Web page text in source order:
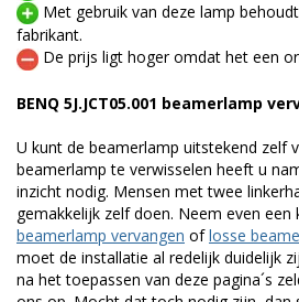
Met gebruik van deze lamp
fabrikant.
De prijs ligt hoger omdat het een
BENQ 5J.JCT05.001 beamerlamp
U kunt de beamerlamp uitstekend zelf
beamerlamp te verwisselen heeft u
inzicht nodig. Mensen met twee
gemakkelijk zelf doen. Neem even een
beamerlamp vervangen oflosse
moet de installatie al redelijk duidelijk
na het toepassen van deze pagina´s